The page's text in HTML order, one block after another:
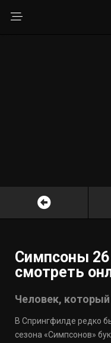
Симпсоны 26
смотреть
Человек,
В Спрингфилде редко
сезона «Симпсонов»